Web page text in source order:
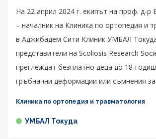
На 22 април 2024 г. екипът на проф. д-р
– началник на Клиника по ортопедия и
в Аджибадем Сити Клиник УМБАЛ
представители на Scoliosis Research
преглеждат безплатно деца до 18-
гръбначни деформации или съмнения за
Клиника по ортопедия и травматология
УМБАЛ Токуда